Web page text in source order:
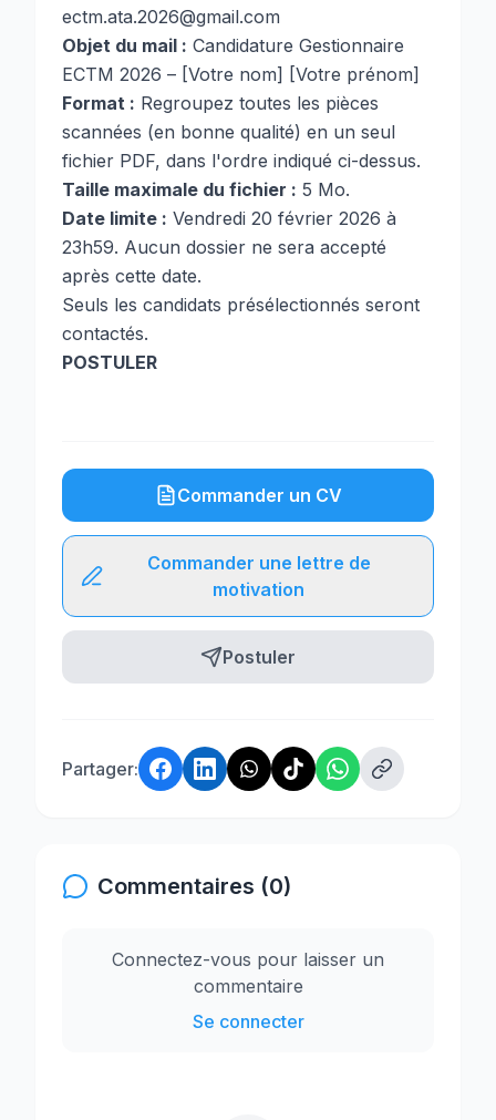
ectm.ata.2026@gmail.com
Objet du mail : Candidature Gestionnaire
ECTM 2026 – [Votre nom] [Votre prénom]
Format : Regroupez toutes les pièces
scannées (en bonne qualité) en un seul
fichier PDF, dans l'ordre indiqué ci-dessus.
Taille maximale du fichier : 5 Mo.
Date limite : Vendredi 20 février 2026 à
23h59. Aucun dossier ne sera accepté
après cette date.
Seuls les candidats présélectionnés seront
contactés.
POSTULER
Commander un CV
Commander une lettre de
motivation
Postuler
Partager:
Commentaires (0)
Connectez-vous pour laisser un
commentaire
Se connecter